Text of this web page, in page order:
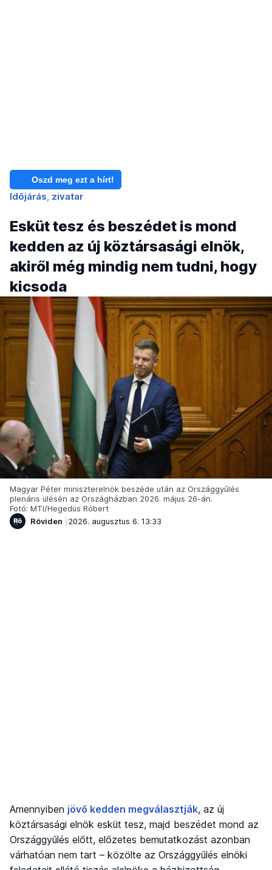
Oszd meg ezt a hírt!
Időjárás zivatar
Esküt tesz és beszédet is mond
kedden az új köztársasági elnök,
akiről még mindig nem tudni, hogy
kicsoda
Magyar Péter miniszterelnök beszéde után az Országgyűlés
plenáris ülésén az Országházban 2026. május 26-án.
Fotó: MTI/Hegedüs Róbert
Röviden
2026. augusztus 6. 13:33
Amennyiben jövő kedden megválasztják, az új
köztársasági elnök esküt tesz, majd beszédet mond az
Országgyűlés előtt, előzetes bemutatkozást azonban
várhatóan nem tart – közölte az Országgyűlés elnöki